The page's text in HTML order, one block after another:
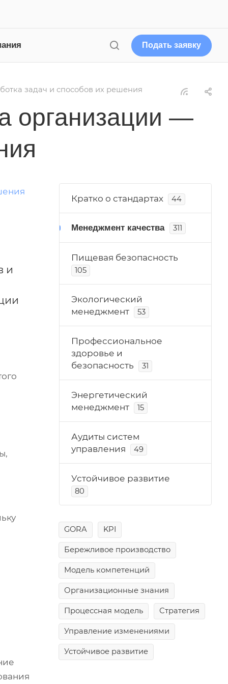
Подать заявку
задач и способов их решения
организации —
и
Кратко о стандартах 44
Менеджмент качества 311
Пищевая безопасность
105
Экологический
менеджмент
53
Профессиональное
здоровье и
безопасность
31
Энергетический
менеджмент
15
Аудиты систем
управления
49
Устойчивое развитие
80
GORA KPI
Бережливое производство
Модель компетенций
Организационные знания
Процессная модель Стратегия
Управление изменениями
Устойчивое развитие